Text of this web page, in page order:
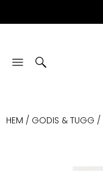
HEM / GODIS & TUGG /